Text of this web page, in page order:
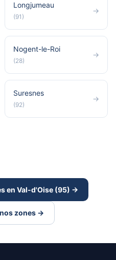
Longjumeau
(91)
→
Nogent-le-Roi
(28)
→
Suresnes
(92)
→
en Val-d'Oise (95) →
zones →